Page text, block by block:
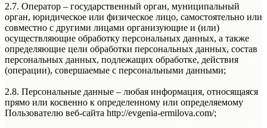
2.7. Оператор – государственный орган, муниципальный
орган, юридическое или физическое лицо, самостоятельно или
совместно с другими лицами организующие и (или)
осуществляющие обработку персональных данных, а также
определяющие цели обработки персональных данных, состав
персональных данных, подлежащих обработке, действия
(операции), совершаемые с персональными данными;
2.8. Персональные данные – любая информация, относящаяся
прямо или косвенно к определенному или определяемому
Пользователю веб-сайта http://evgenia-ermilova.com/;